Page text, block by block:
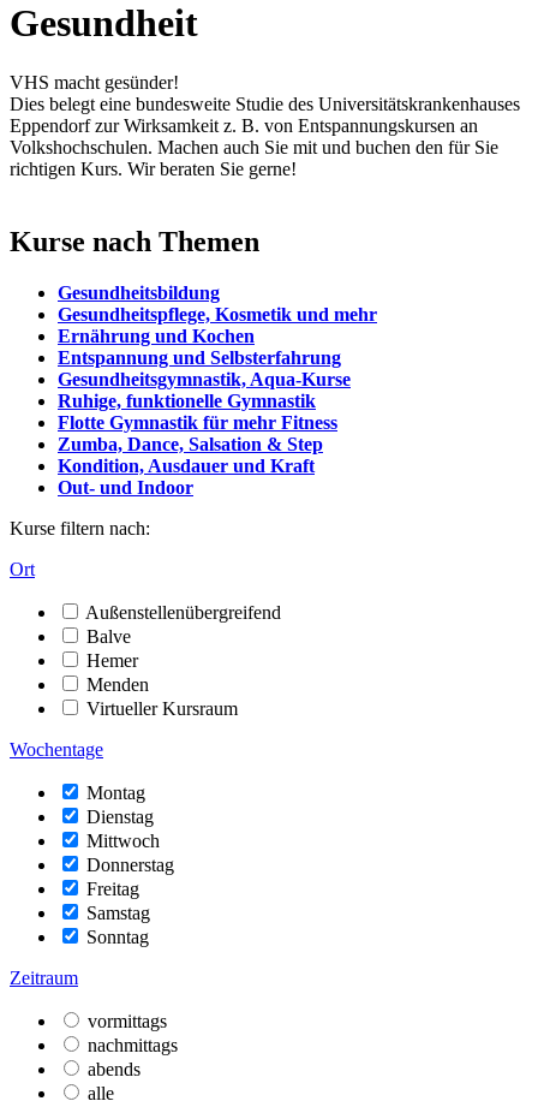
Gesundheit
VHS macht gesünder!
Dies belegt eine bundesweite Studie des Universitätskrankenhauses
Eppendorf zur Wirksamkeit z. B. von Entspannungskursen an
Volkshochschulen. Machen auch Sie mit und buchen den für Sie
richtigen Kurs. Wir beraten Sie gerne!
Kurse nach Themen
Gesundheitsbildung
Gesundheitspflege, Kosmetik und mehr
Ernährung und Kochen
Entspannung und Selbsterfahrung
Gesundheitsgymnastik, Aqua-Kurse
Ruhige, funktionelle Gymnastik
Flotte Gymnastik für mehr Fitness
Zumba, Dance, Salsation & Step
Kondition, Ausdauer und Kraft
Out- und Indoor
Kurse filtern nach:
Ort
Außenstellenübergreifend
Balve
Hemer
Menden
Virtueller Kursraum
Wochentage
Montag
Dienstag
Mittwoch
Donnerstag
Freitag
Samstag
Sonntag
Zeitraum
vormittags
nachmittags
abends
alle